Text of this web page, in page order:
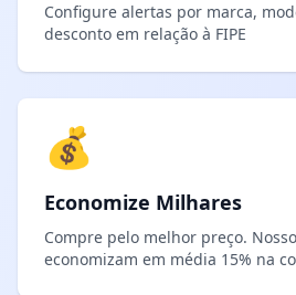
Configure alertas por marca,
desconto em relação à FIPE
💰
Economize Milhares
Compre pelo melhor preço.
economizam em média 15% na